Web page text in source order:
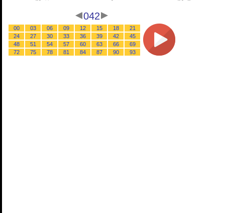
042
00 03 06 09 12 15 18
21
24
27 30 33 36 39 42
45
48
51 54 57 60 63 66
69
72
75 78 81 84 87 90 93